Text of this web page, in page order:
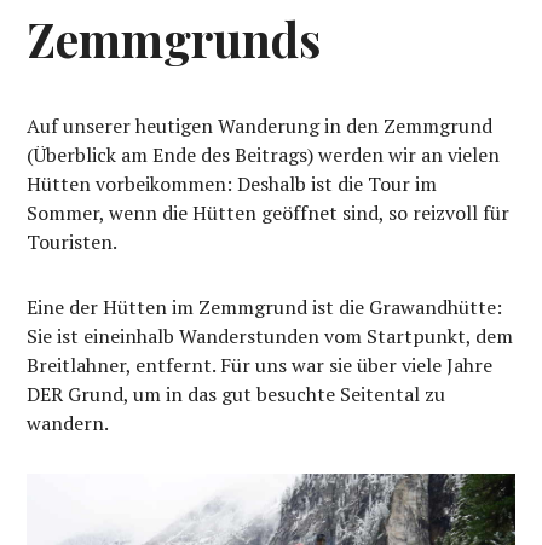
Zemmgrunds
Auf unserer heutigen Wanderung in den Zemmgrund
(Überblick am Ende des Beitrags) werden wir an vielen
Hütten vorbeikommen: Deshalb ist die Tour im
Sommer, wenn die Hütten geöffnet sind, so reizvoll für
Touristen.
Eine der Hütten im Zemmgrund ist die Grawandhütte:
Sie ist eineinhalb Wanderstunden vom Startpunkt, dem
Breitlahner, entfernt. Für uns war sie über viele Jahre
DER Grund, um in das gut besuchte Seitental zu
wandern.